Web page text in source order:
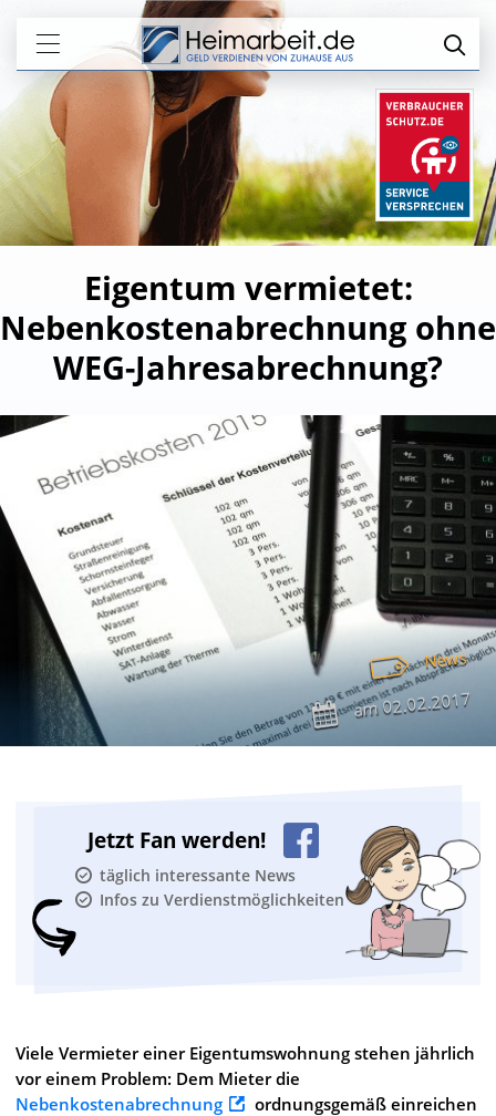
Eigentum vermietet:
Nebenkostenabrechnung ohne
WEG-Jahresabrechnung?
News
am02.02.2017
Jetzt Fan werden!
täglich interessante News
Infos zu Verdienstmöglichkeiten
Viele Vermieter einer Eigentumswohnung stehen jährlich
vor einem Problem: Dem Mieter die
Nebenkostenabrechnung
ordnungsgemäß einreichen